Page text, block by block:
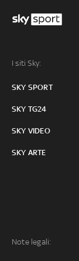
I siti Sky:
SKY SPORT
SKY TG24
SKY VIDEO
SKY ARTE
Note legali: